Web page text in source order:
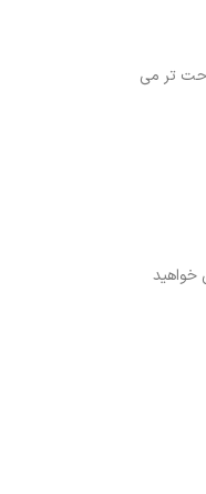
تر می
خواهید